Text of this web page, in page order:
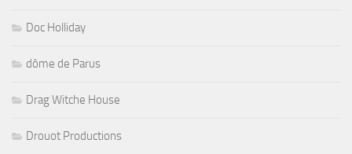
Doc Holliday
dôme de Parus
Drag Witche House
Drouot Productions